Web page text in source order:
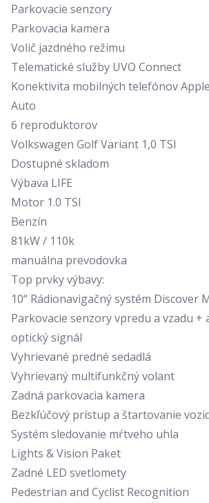
Parkovacie senzory
Parkovacia kamera
Volič jazdného režimu
Telematické služby UVO Connect
Konektivita mobilných telefónov
Auto
6 reproduktorov
Volkswagen Golf Variant 1,0 TSI
Dostupné skladom
Výbava LIFE
Motor 1.0 TSI
Benzín
81kW / 110k
manuálna prevodovka
Top prvky výbavy:
10“ Rádionavigačný systém Discover
Parkovacie senzory vpredu a vzadu +
optický signál
Vyhrievané predné sedadlá
Vyhrievaný multifunkčný volant
Zadná parkovacia kamera
Bezkľúčový prístup a štartovanie
Systém sledovanie mŕtveho uhla
Lights & Vision Paket
Zadné LED svetlomety
Pedestrian and Cyclist Recognition